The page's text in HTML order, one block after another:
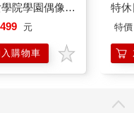
院學園偶像俱
Garden
元
入購物車
特
加購]
特價